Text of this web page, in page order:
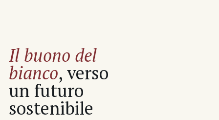
Il buono del
bianco, verso
un futuro
sostenibile